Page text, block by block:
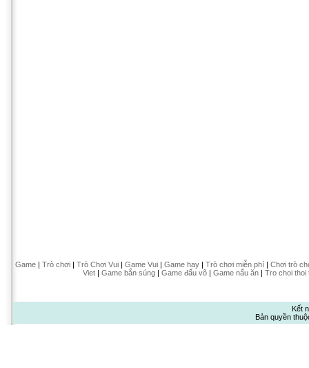
Game| Trò chơi| Trò Chơi Vui| Game Vui| Game hay| Trò chơi miễn phí| Chơi trò
Viet| Game bắn súng| Game đấu võ| Game nấu ăn| Tro choi thoi
Kết
Bản quyền